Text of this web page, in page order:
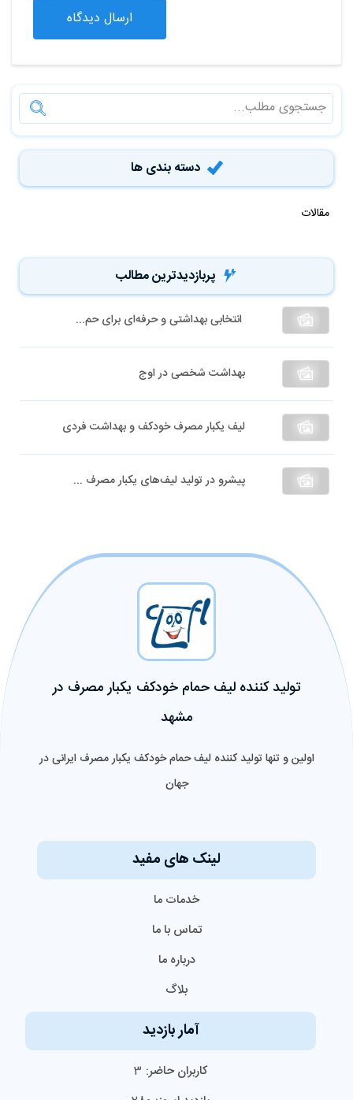
دسته بندی ها
مقالات
پربازدیدترین مطالب
انتخابی بهداشتی و حرفه‌ای برای حم...
بهداشت شخصی در اوج
لیف یکبار مصرف خودکف و بهداشت فردی
پیشرو در تولید لیف‌های یکبار مصرف ...
ارسال دیدگاه
تولید کننده لیف حمام خودکف یکبار مصرف در
مشهد
اولین و تنها تولید کننده لیف حمام خودکف یکبار مصرف ایرانی‌ در
جهان
لینک های مفید
خدمات ما
تماس با ما
درباره ما
بلاگ
آمار بازدید
کاربران حاضر: 3